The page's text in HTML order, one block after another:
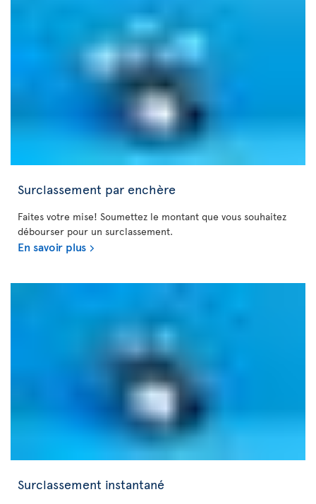
Surclassement par enchère
Faites votre mise! Soumettez le montant que vous souhaitez
débourser pour un surclassement.
En savoir plus
Surclassement instantané